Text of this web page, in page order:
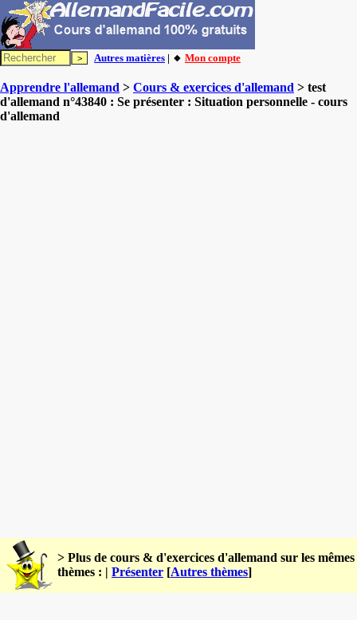
Autres matières | 🔸 Mon compte
Apprendre l'allemand > Cours & exercices d'allemand > test
d'allemand n°43840 : Se présenter : Situation personnelle - cours
d'allemand
> Plus de cours & d'exercices d'allemand sur les mêmes
thèmes : | Présenter [Autres thèmes]